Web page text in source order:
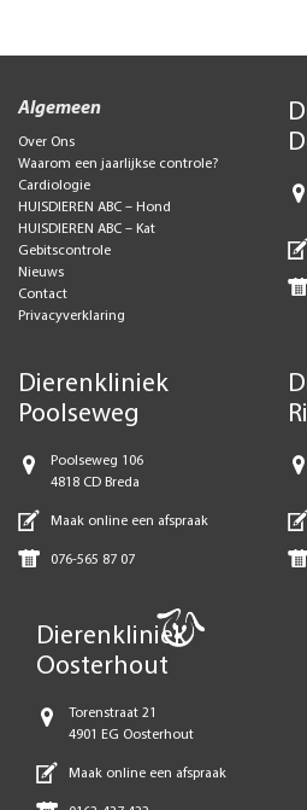
Algemeen
Over Ons
Waarom een jaarlijkse controle?
Cardiologie
HUISDIEREN ABC – Hond
HUISDIEREN ABC – Kat
Gebitscontrole
Nieuws
Contact
Privacyverklaring
Dierenkliniek
Poolseweg
Poolseweg 106
4818 CD Breda
Maak online een afspraak
076-565 87 07
Dierenkliniek
Oosterhout
Torenstraat 21
4901 EG Oosterhout
Maak online een afspraak